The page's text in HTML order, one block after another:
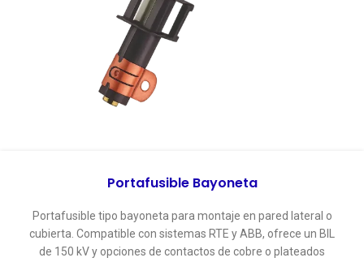
Portafusible Bayoneta
Portafusible tipo bayoneta para montaje en pared lateral o
cubierta. Compatible con sistemas RTE y ABB, ofrece un BIL
de 150 kV y opciones de contactos de cobre o plateados